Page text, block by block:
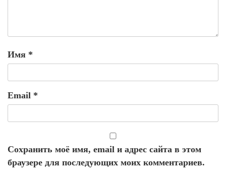
Имя *
Email *
Сохранить моё имя, email и адрес сайта в этом
браузере для последующих моих комментариев.